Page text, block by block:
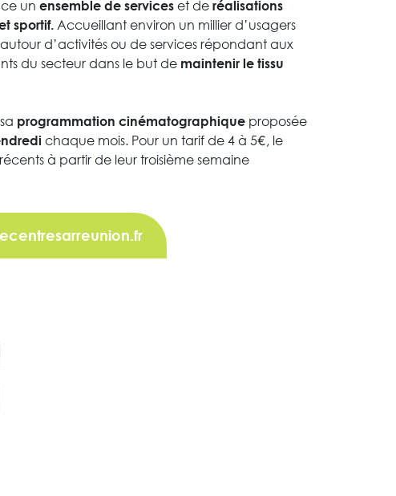
un ensemble de services et de réalisations
sportif. Accueillant environ un millier d’usagers
autour d’activités ou de services répondant aux
du secteur dans le but de maintenir le tissu
programmation cinématographique proposée
chaque mois. Pour un tarif de 4 à 5€, le
à partir de leur troisième semaine